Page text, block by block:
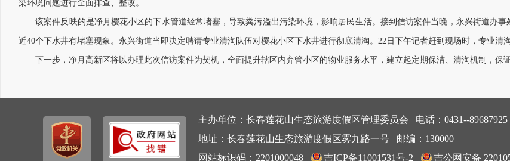
染环境问题进行全面排查、整改。
该案件反映的是净月樱花小区的下水管道经常堵塞，导致粪污溢出污染环境，影响居民生活。接到信访案件当晚，永兴街道办事
近40个下水井有堵塞现象。永兴街道当即决定聘请专业清淘队伍对樱花小区下水井进行彻底清淘。22日下午记者赶到现场时，专业清
下一步，净月高新区将以办理此次信访案件为契机，全面提升辖区内弃管小区的物业服务水平，建立起定期保洁、清淘机制，保
主办单位：长春莲花山生态旅游度假区管理委员会 电话：0431--89687925
地址：长春莲花山生态旅游度假区雾九路一号 邮编：130000
网站标识码：2201000048
吉ICP备11001531号-2 吉公网安备